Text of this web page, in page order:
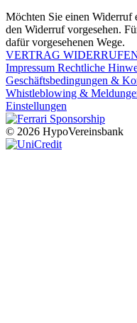
Möchten Sie einen Widerruf
den Widerruf vorgesehen.
dafür vorgesehenen Wege.
VERTRAG
Impressum Rechtliche
Geschäftsbedingungen &
Whistleblowing &
Einstellungen
© 2026 HypoVereinsbank